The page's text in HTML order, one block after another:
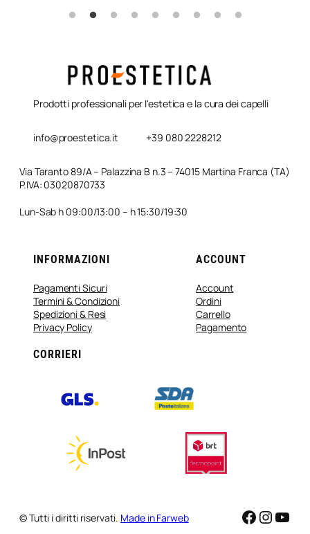
Prodotti professionali per l'estetica e la cura dei capelli
info@proestetica.it +39 080 2228212
Via Taranto 89/A – Palazzina B n.3 – 74015 Martina Franca (TA)
P.IVA: 03020870733
Lun-Sab h 09:00/13:00 – h 15:30/19:30
INFORMAZIONI
Pagamenti Sicuri
Termini & Condizioni
Spedizioni & Resi
Privacy Policy
ACCOUNT
Account
Ordini
Carrello
Pagamento
CORRIERI
© Tutti i diritti riservati. Made in Farweb